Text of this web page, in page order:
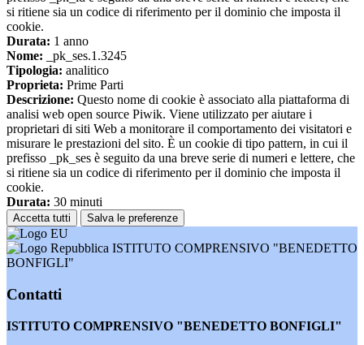
si ritiene sia un codice di riferimento per il dominio che imposta il
cookie.
Durata: 1 anno
Nome: _pk_ses.1.3245
Tipologia: analitico
Proprieta: Prime Parti
Descrizione: Questo nome di cookie è associato alla piattaforma di
analisi web open source Piwik. Viene utilizzato per aiutare i
proprietari di siti Web a monitorare il comportamento dei visitatori e
misurare le prestazioni del sito. È un cookie di tipo pattern, in cui il
prefisso _pk_ses è seguito da una breve serie di numeri e lettere, che
si ritiene sia un codice di riferimento per il dominio che imposta il
cookie.
Durata: 30 minuti
Accetta tutti Salva le preferenze
ISTITUTO COMPRENSIVO "BENEDETTO
BONFIGLI"
Contatti
ISTITUTO COMPRENSIVO "BENEDETTO BONFIGLI"